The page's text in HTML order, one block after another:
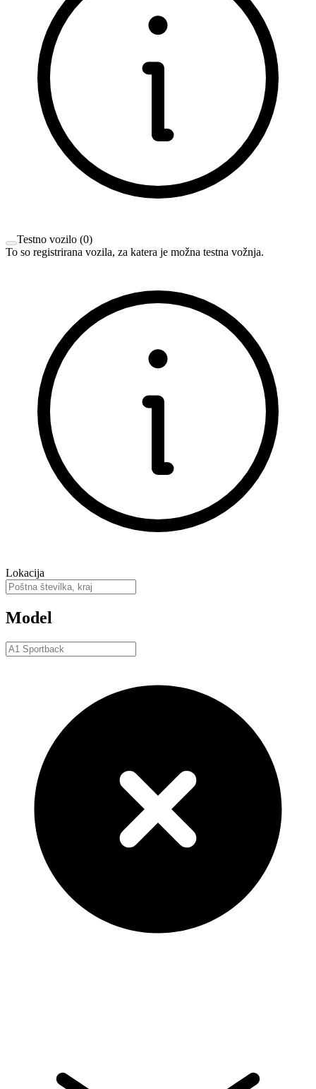
Testno vozilo (0)
To so registrirana vozila, za katera je možna testna vožnja.
Lokacija
Model